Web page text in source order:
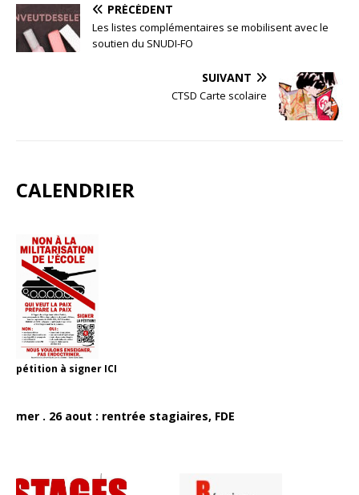
PRÉCÉDENT
Les listes complémentaires se mobilisent avec le
soutien du SNUDI-FO
SUIVANT
CTSD Carte scolaire
CALENDRIER
pétition à signer ICI
mer . 26 aout : rentrée stagiaires, FDE